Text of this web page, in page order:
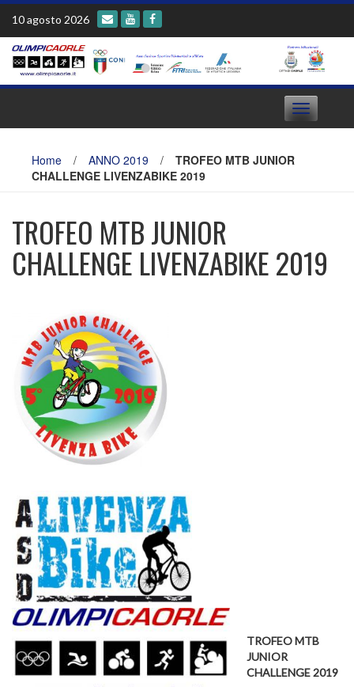
Skip
content
10 agosto 2026
Toggle
navigation
Home / ANNO 2019 /
TROFEO MTB JUNIOR
CHALLENGE LIVENZABIKE 2019
TROFEO MTB JUNIOR
CHALLENGE LIVENZABIKE 2019
TROFEO MTB
JUNIOR
CHALLENGE 2019